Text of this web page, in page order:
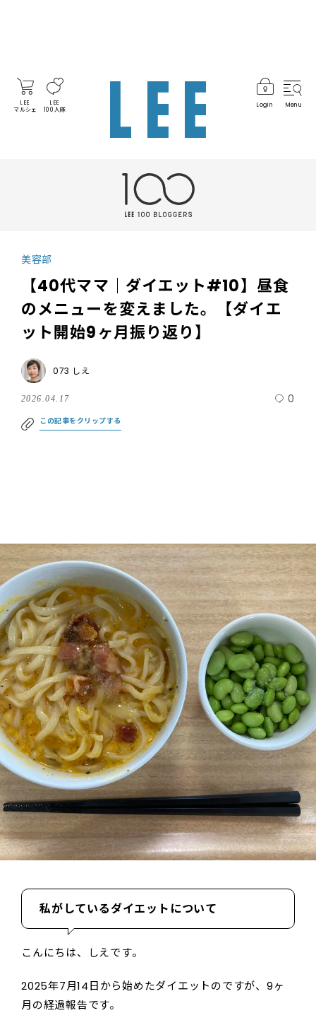
LEE
マルシェ
LEE
100人隊
Login Menu
美容部
【40代ママ｜ダイエット#10】昼食
のメニューを変えました。【ダイエ
ット開始9ヶ月振り返り】
073 しえ
2026.04.17 0
この記事をクリップする
私がしているダイエットについて
こんにちは、しえです。
2025年7月14日から始めたダイエットのですが、9ヶ
月の経過報告です。